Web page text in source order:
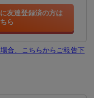
友達登録済の方は
ら
合、こちらからご報告下